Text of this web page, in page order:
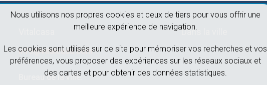
Nous utilisons nos propres cookies et ceux de tiers pour vous offrir une
meilleure expérience de navigation.
Les cookies sont utilisés sur ce site pour mémoriser vos recherches et vos
préférences, vous proposer des expériences sur les réseaux sociaux et
des cartes et pour obtenir des données statistiques.
info@vitalcasa.com
Bureau de la ville:
Dans la ville